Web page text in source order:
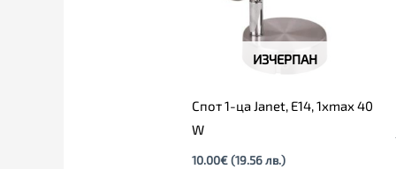
ИЗЧЕРПАН
Спот 1-ца Janet, E14, 1xmax 40
W
10.00€(19.56 лв.)